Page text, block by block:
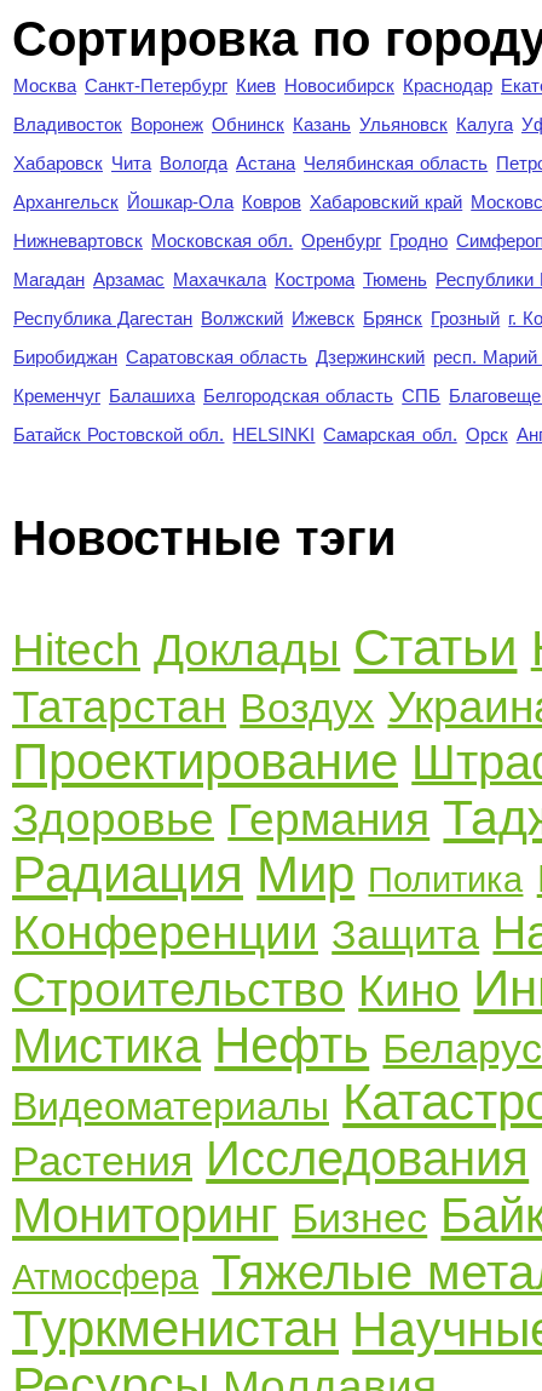
Cортировка по
Москва Санкт-Петербург Киев Новосибирск Краснодар
Владивосток Воронеж Обнинск Казань Ульяновск Калуга
Хабаровск Чита Вологда Астана Челябинская область
Архангельск Йошкар-Ола Ковров Хабаровский край
Нижневартовск Московская обл. Оренбург Гродно
Магадан Арзамас Махачкала Кострома Тюмень Республики
Республика Дагестан Волжский Ижевск Брянск Грозный г.
Биробиджан Саратовская область Дзержинский респ.
Кременчуг Балашиха Белгородская область СПБ
Батайск Ростовской обл. HELSINKI Самарская обл. Орск
Новостные тэги
Hitech Доклады Статьи
Татарстан Воздух
Проектирование
Здоровье Германия
Радиация Мир Политика
Конференции Защита
Строительство Кино
Мистика Нефть
Видеоматериалы
Растения Исследования
Мониторинг Бизнес
Атмосфера Тяжелые
Туркменистан